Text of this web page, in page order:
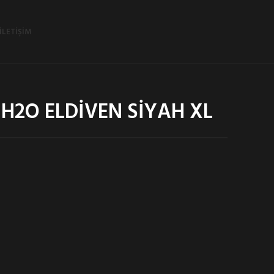
İLETIŞIM
ELDİVEN SİYAH XL